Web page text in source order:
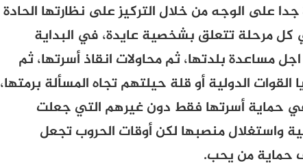
على الوجه من خلال التركيز على نظارتها الحادة
في كل مرحلة تتعلق بشخصية عايدة، في البداية
مساعدة بلدتها، ثم محاولات انقاذ أسرتها، ثم
الدولية أو قلة حيلتهم تجاه المسألة برمتها،
في حماية أسرتها فقط دون غيرهم التي جعلت
واستغلال منصبها لكن أوقات الحروب تجعل
حماية من يحب.